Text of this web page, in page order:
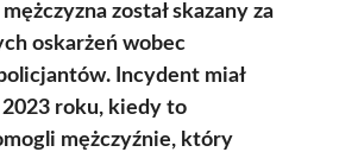
został skazany za
oskarżeń wobec
Incydent miał
roku, kiedy to
mężczyźnie, który